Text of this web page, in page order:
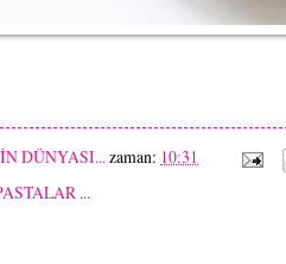
DÜNYASI...zaman: 10:31
...